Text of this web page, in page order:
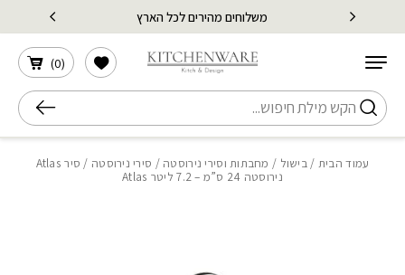
Skip to Content משלוחים מהירים לכל הארץ עד 30% הנחה על כל קטגוריית BACK TO SCHOOL
חיפוש
(
0
)
הרשימה שלי
עמוד הבית / בישול / מחבתות וסירי נירוסטה / סירי נירוסטה
/ סיר Atlas
נירוסטה 24 ס”מ – 7.2 ליטר Atlas
בחזרה למעלה